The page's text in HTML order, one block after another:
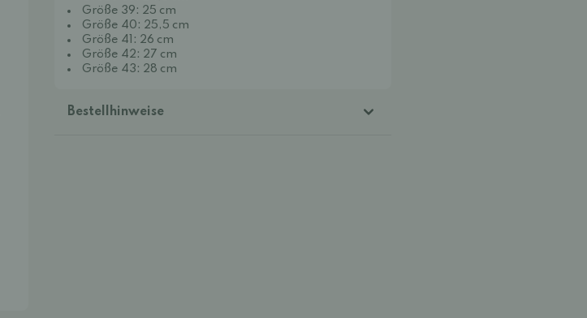
Größe 39: 25 cm
Größe 40: 25,5 cm
Größe 41: 26 cm
Größe 42: 27 cm
Größe 43: 28 cm
Bestellhinweise